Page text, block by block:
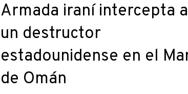
Armada iraní intercepta a
un destructor
estadounidense en el
de Omán